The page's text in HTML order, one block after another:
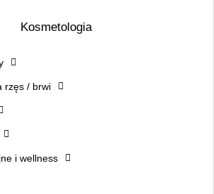
Kosmetologia
rzęs / brwi
i wellness